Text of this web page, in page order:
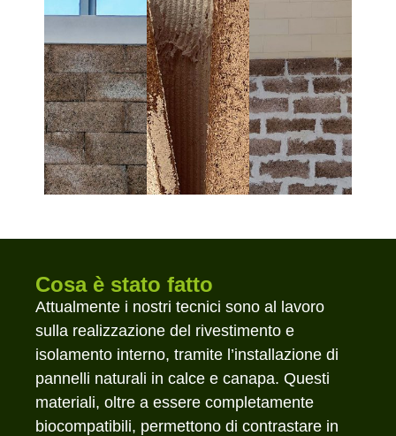
Cosa è stato fatto
Attualmente i nostri tecnici sono al lavoro
sulla realizzazione del rivestimento e
isolamento interno, tramite l’installazione di
pannelli naturali in calce e canapa. Questi
materiali, oltre a essere completamente
biocompatibili, permettono di contrastare in